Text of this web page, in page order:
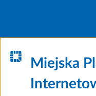
Miejska